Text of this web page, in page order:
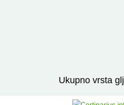
Ukupno vrsta